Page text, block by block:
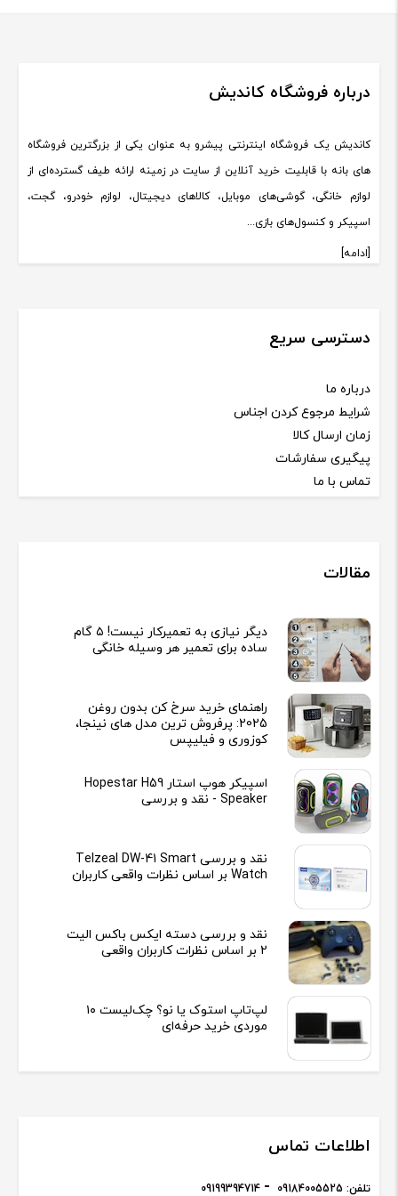
درباره فروشگاه کاندیش
کاندیش یک فروشگاه اینترنتی پیشرو به عنوان یکی از بزرگترین فروشگاه
های بانه با قابلیت خرید آنلاین از سایت در زمینه ارائه طیف گسترده‌ای از
لوازم خانگی، گوشی‌های موبایل، کالاهای دیجیتال، لوازم خودرو، گجت،
اسپیکر و کنسول‌های بازی...
[ادامه]
دسترسی سریع
درباره ما
شرایط مرجوع کردن اجناس
زمان ارسال کالا
پیگیری سفارشات
تماس با ما
مقالات
دیگر نیازی به تعمیرکار نیست! ۵ گام
ساده برای تعمیر هر وسیله خانگی
راهنمای خرید سرخ کن بدون روغن
2025: پرفروش ترین مدل های نینجا،
کوزوری و فیلیپس
اسپیکر هوپ استار Hopestar H59
Speaker - نقد و بررسی
نقد و بررسی Telzeal DW-41 Smart
Watch بر اساس نظرات واقعی کاربران
نقد و بررسی دسته ایکس باکس الیت
2 بر اساس نظرات کاربران واقعی
لپ‌تاپ استوک یا نو؟ چک‌لیست ۱۰
موردی خرید حرفه‌ای
اطلاعات تماس
تلفن: 09184005525
09199394714